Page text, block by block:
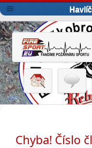
Chyba! Číslo